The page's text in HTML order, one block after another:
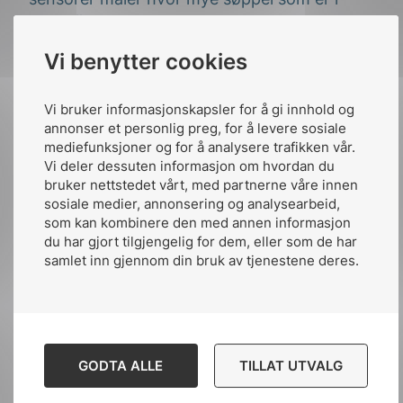
Vi benytter cookies
Vi bruker informasjonskapsler for å gi innhold og
annonser et personlig preg, for å levere sosiale
mediefunksjoner og for å analysere trafikken vår.
Vi deler dessuten informasjon om hvordan du
bruker nettstedet vårt, med partnerne våre innen
sosiale medier, annonsering og analysearbeid,
som kan kombinere den med annen informasjon
du har gjort tilgjengelig for dem, eller som de har
samlet inn gjennom din bruk av tjenestene deres.
GODTA ALLE TILLAT UTVALG
søppelkassene.
IoT medfører også en del utfordringer som
som registrerer tilstedeværelse produsere
data som kan bryte med personvernet. IoT
sensorer er ofte underlagt krav om lavt
strømforbruk og er relativt enkelt oppbygd.
Som følge av dette kan de ha lite innbygd
sikkerhet, og kan representere et svakt
punkt i forhold til cybersikkerhet.
Når man snakker om digitale tvillinger tenker
man ofte at det er en digital kopi av en fysisk